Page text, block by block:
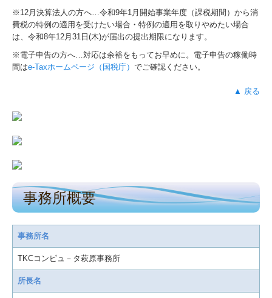
※12月決算法人の方へ…令和9年1月開始事業年度（課税期間）から消
費税の特例の適用を受けたい場合・特例の適用を取りやめたい場合
は、令和8年12月31日(木)が届出の提出期限になります。
※電子申告の方へ…対応は余裕をもってお早めに。電子申告の稼働時
間はe-Taxホームページ（国税庁） でご確認ください。
▲ 戻る
事務所概要
事務所名
TKCコンピュ－タ萩原事務所
所長名